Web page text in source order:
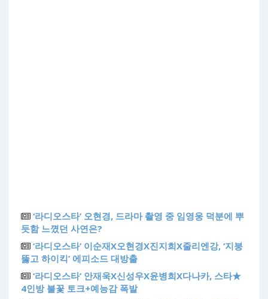
‘라디오스타’ 오현경, 드라마 촬영 중 임영웅 덕분에 뿌
듯함 느꼈던 사연은?
‘라디오스타’ 이순재X오현경X진지희X줄리엔강, ‘지붕
뚫고 하이킥’ 에피소드 대방출
‘라디오스타’ 안재욱X신성우X윤병희X다나카, 스타★
4인방 불꽃 토크+예능감 폭발